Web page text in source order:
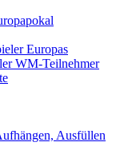
Europas
WM-Teilnehmer
Ausfüllen